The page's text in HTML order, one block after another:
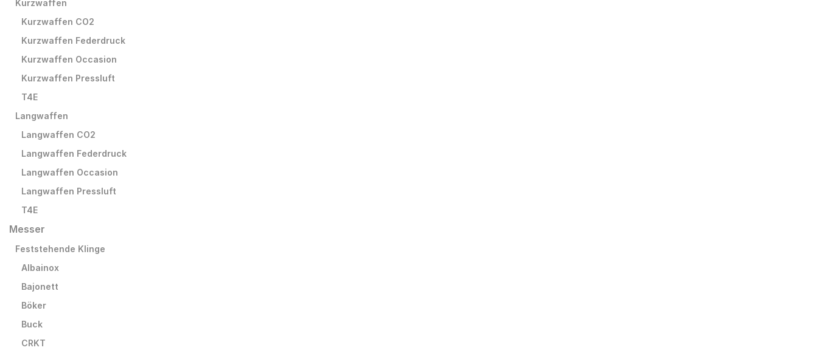
Kurzwaffen
Kurzwaffen CO2
Kurzwaffen Federdruck
Kurzwaffen Occasion
Kurzwaffen Pressluft
T4E
Langwaffen
Langwaffen CO2
Langwaffen Federdruck
Langwaffen Occasion
Langwaffen Pressluft
T4E
Messer
Feststehende Klinge
Albainox
Bajonett
Böker
Buck
CRKT